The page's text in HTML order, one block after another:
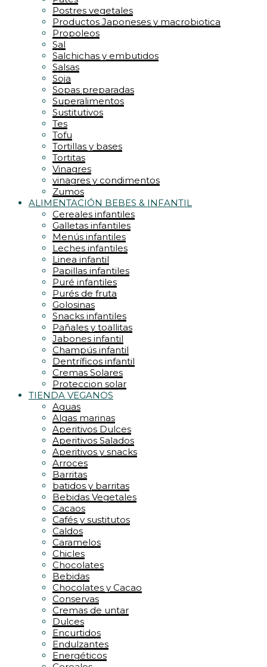
Postres vegetales
Productos Japoneses y macrobiotica
Propoleos
Sal
Salchichas y embutidos
Salsas
Soja
Sopas preparadas
Superalimentos
Sustitutivos
Tes
Tofu
Tortillas y bases
Tortitas
Vinagres
vinagres y condimentos
Zumos
ALIMENTACIÓN BEBES & INFANTIL
Cereales infantiles
Galletas infantiles
Menús infantiles
Leches infantiles
Linea infantil
Papillas infantiles
Puré infantiles
Purés de fruta
Golosinas
Snacks infantiles
Pañales y toallitas
Jabones infantil
Champús infantil
Dentríficos infantil
Cremas Solares
Proteccion solar
TIENDA VEGANOS
Aguas
Algas marinas
Aperitivos Dulces
Aperitivos Salados
Aperitivos y snacks
Arroces
Barritas
batidos y barritas
Bebidas Vegetales
Cacaos
Cafés y sustitutos
Caldos
Caramelos
Chicles
Chocolates
Bebidas
Chocolates y Cacao
Conservas
Cremas de untar
Dulces
Encurtidos
Endulzantes
Energéticos